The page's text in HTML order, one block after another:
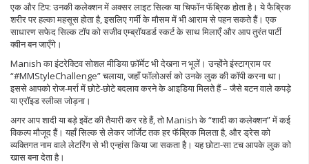
एक और टिप: उनकी कलेक्शन में अक्सर लाइट सिल्क या चिफॉन फॅब्रिक होता है। ये फैब्रिक
शरीर पर हल्का महसूस होता है, इसलिए गर्मी के मौसम में भी आराम से पहन सकते हैं। एक
साधारण सफेद सिल्क टॉप को सजीव एम्ब्रॉयडर्ड स्कर्ट के साथ मिलाएँ और आप तुरंत पार्टी
क्वीन बन जाएँगे।
Manish का इंटरेक्टिव सोशल मीडिया फ़ॉर्मेट भी देखना न भूलें। उन्होंने इंस्टाग्राम पर
“#MMStyleChallenge” चलाया, जहाँ फॉलोअर्स को उनके लुक की कॉपी करना था।
इससे आपको रोज‑मर्रा में छोटे‑छोटे बदलाव करने के आइडिया मिलते हैं – जैसे बटन वाले कपड़े
या एरॉइड स्लीव्स जोड़ना।
अगर आप शादी या बड़े इवेंट की तैयारी कर रहे हैं, तो Manish के “शादी का कलेक्शन” में कई
विकल्प मौजूद हैं। यहाँ सिल्क से लेकर जॉर्जेट तक हर फॅब्रिक मिलता है, और ड्रेस को
व्यक्तिगत नाम वाले लेटरिंग से भी एन्हांस किया जा सकता है। यह छोटा-सा टच आपके लुक को
खास बना देता है।